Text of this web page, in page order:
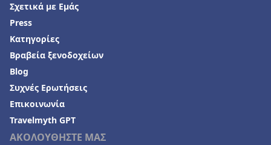
ΑΚΟΛΟΥΘΗΣΤΕ ΜΑΣ
Σχετικά με Εμάς
Press
Κατηγορίες
Βραβεία ξενοδοχείων
Blog
Συχνές Ερωτήσεις
Επικοινωνία
Travelmyth GPT